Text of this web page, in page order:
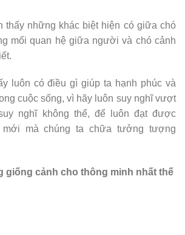
thấy những khác biệt hiện có giữa chó
mối quan hệ giữa người và chó cảnh
luôn có điều gì giúp ta hạnh phúc và
cuộc sống, vì hãy luôn suy nghĩ vượt
nghĩ không thể, để luôn đạt được
mới mà chúng ta chữa tưởng tượng
giống cảnh cho thông minh nhất thế